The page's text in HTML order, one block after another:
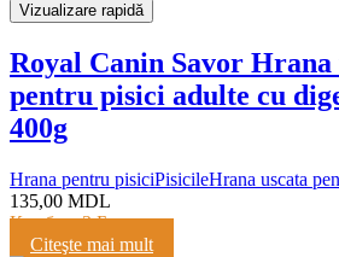
Vizualizare rapidă
Royal Canin Savor Hrana
pentru pisici adulte cu
400g
Hrana pentru pisiciPisicileHrana uscata
135,00 MDL
Кешбэк:3 Балла
Citeşte mai mult